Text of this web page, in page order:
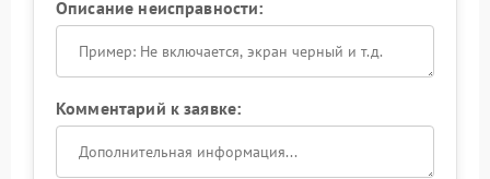
Описание неисправности:
Комментарий к заявке: